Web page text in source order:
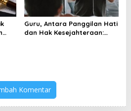
Guru, Antara Panggilan Hati
dan Hak Kesejahteraan:
Komentar